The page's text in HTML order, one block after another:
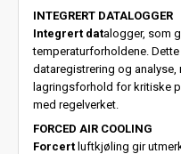
INTEGRERT DATALOGGER
Integrert datalogger, som
temperaturforholdene.
dataregistrering og
lagringsforhold for kritiske
med regelverket.
FORCED AIR COOLING
Forcert luftkjøling gir